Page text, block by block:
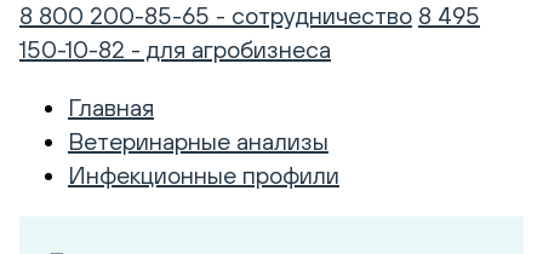
8 800 200-85-65 - сотрудничество 8 495
150-10-82 - для агробизнеса
Главная
Ветеринарные анализы
Инфекционные профили